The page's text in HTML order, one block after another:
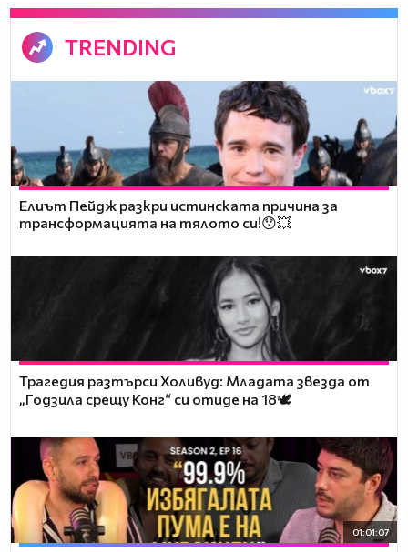
TRENDING
Елиът Пейдж разкри истинската причина за
трансформацията на тялото си!😯💥
Трагедия разтърси Холивуд: Младата звезда от
„Годзила срещу Конг“ си отиде на 18🕊️
01:01:07